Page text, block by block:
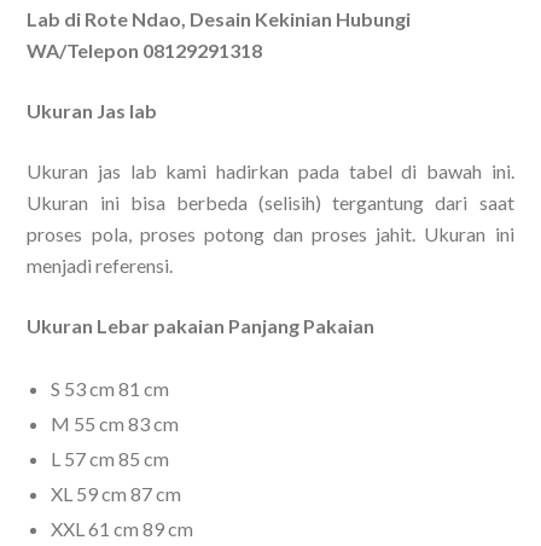
Lab di Rote Ndao, Desain Kekinian Hubungi
WA/Telepon 08129291318
Ukuran Jas lab
Ukuran jas lab kami hadirkan pada tabel di bawah ini.
Ukuran ini bisa berbeda (selisih) tergantung dari saat
proses pola, proses potong dan proses jahit. Ukuran ini
menjadi referensi.
Ukuran Lebar pakaian Panjang Pakaian
S 53 cm 81 cm
M 55 cm 83 cm
L 57 cm 85 cm
XL 59 cm 87 cm
XXL 61 cm 89 cm